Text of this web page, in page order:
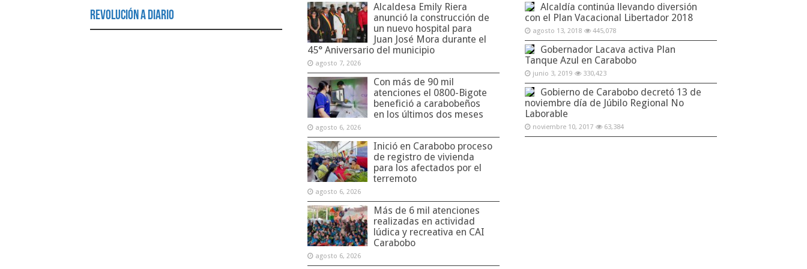
Revolución a Diario
Alcaldesa Emily Riera
anunció la construcción de
un nuevo hospital para
Juan José Mora durante el
45° Aniversario del municipio
agosto 7, 2026
Con más de 90 mil
atenciones el 0800-Bigote
benefició a carabobeños
en los últimos dos meses
agosto 6, 2026
Inició en Carabobo proceso
de registro de vivienda
para los afectados por el
terremoto
agosto 6, 2026
Más de 6 mil atenciones
realizadas en actividad
lúdica y recreativa en CAI
Carabobo
agosto 6, 2026
Alcaldía continúa llevando diversión
con el Plan Vacacional Libertador 2018
agosto 13, 2018 445,078
Gobernador Lacava activa Plan
Tanque Azul en Carabobo
junio 3, 2019 330,423
Gobierno de Carabobo decretó 13 de
noviembre día de Júbilo Regional No
Laborable
noviembre 10, 2017 63,384